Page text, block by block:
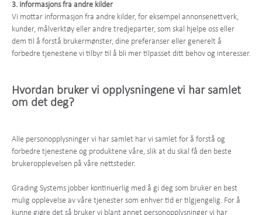
3. Informasjons fra andre kilder
Vi mottar informasjon fra andre kilder, for eksempel annonsenettverk,
kunder, målverktøy eller andre tredjeparter, som skal hjelpe oss eller
dem til å forstå brukermønster, dine preferanser eller generelt å
forbedre tjenestene vi tilbyr til å bli mer tilpasset ditt behov og interesser.
Hvordan bruker vi opplysningene vi har samlet
om det deg?
Alle personopplysninger vi har samlet har vi samlet for å forstå og
forbedre tjenestene og produktene våre, slik at du skal få den beste
brukeropplevelsen på våre nettsteder.
Grading Systems jobber kontinuerlig med å gi deg som bruker en best
mulig opplevelse av våre tjenester som enhver tid er tilgjengelig. For å
kunne gjøre det så bruker vi blant annet personopplysninger vi har